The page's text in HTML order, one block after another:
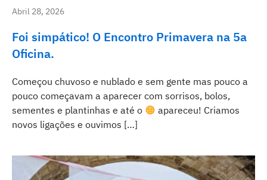
Abril 28, 2026
Foi simpático! O Encontro Primavera na 5a
Oficina.
Começou chuvoso e nublado e sem gente mas pouco a
pouco começavam a aparecer com sorrisos, bolos,
sementes e plantinhas e até o
apareceu! Criamos
novos ligações e ouvimos […]